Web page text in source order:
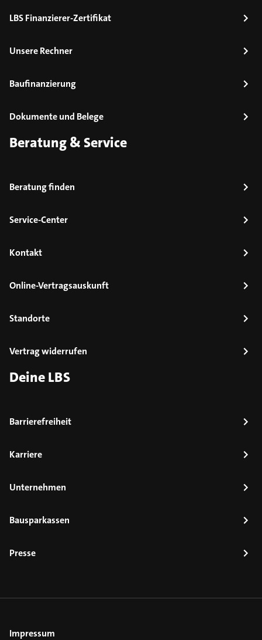
LBS Finanzierer-Zertifikat
Unsere Rechner
Baufinanzierung
Dokumente und Belege
Beratung & Service
Beratung finden
Service-Center
Kontakt
Online-Vertragsauskunft
Standorte
Vertrag widerrufen
Deine LBS
Barrierefreiheit
Karriere
Unternehmen
Bausparkassen
Presse
Impressum